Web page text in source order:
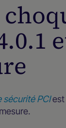
sécurité PCIest